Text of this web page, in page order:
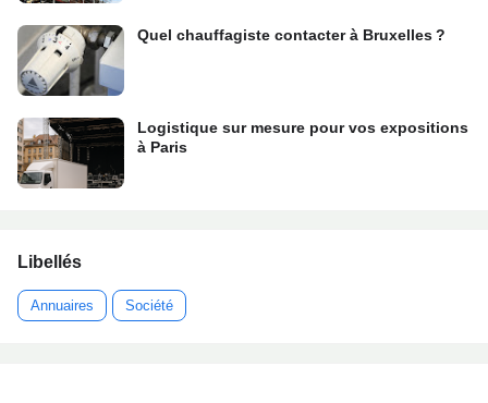
Quel chauffagiste contacter à Bruxelles ?
Logistique sur mesure pour vos expositions
à Paris
Libellés
Annuaires Société